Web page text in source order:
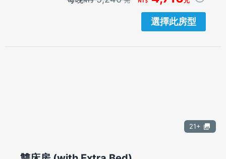
選擇此房型
21+